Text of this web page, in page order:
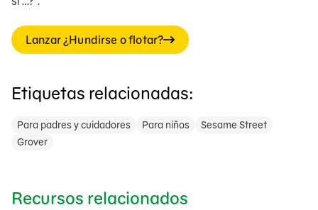
Lanzar ¿Hundirse o flotar?
Etiquetas relacionadas:
Para padres y cuidadores Para niños
Sesame Street
Grover
Recursos relacionados